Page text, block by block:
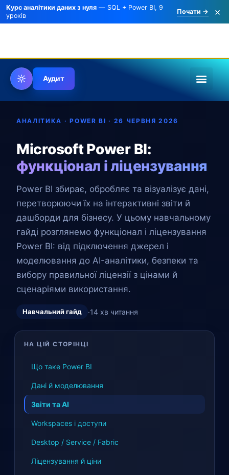
Курс аналітики даних з нуля — SQL + Power BI, 9
уроків
Почати → ×
Аудит
АНАЛІТИКА · POWER BI · 26 ЧЕРВНЯ 2026
Microsoft Power BI:
функціонал і ліцензування
Power BI збирає, обробляє та візуалізує дані,
перетворюючи їх на інтерактивні звіти й
дашборди для бізнесу. У цьому навчальному
гайді розглянемо функціонал і ліцензування
Power BI: від підключення джерел і
моделювання до AI-аналітики, безпеки та
вибору правильної ліцензії з цінами й
сценаріями використання.
Навчальний гайд ·14 хв читання
НА ЦІЙ СТОРІНЦІ
Що таке Power BI
Дані й моделювання
Звіти та AI
Workspaces і доступи
Desktop / Service / Fabric
Ліцензування й ціни